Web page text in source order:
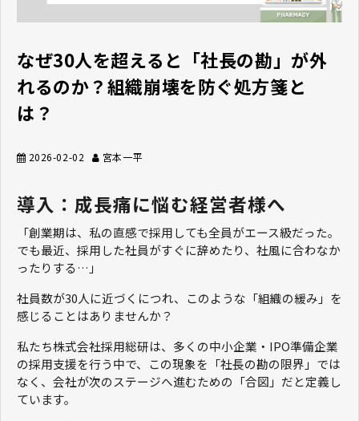
なぜ30人を超えると「社長の勘」が外
れるのか？組織崩壊を防ぐ処方箋と
は？
2026-02-02 宮本一平
導入：成長痛に悩む経営者様へ
「創業期は、私の直感で採用しても全員がエース級だった。
でも最近、採用した社員がすぐに辞めたり、社風に合わなか
ったりする…」
社員数が30人に近づくにつれ、このような「組織の緩み」を
感じることはありませんか？
私たち株式会社採用総研は、多くの中小企業・IPO準備企業
の採用支援を行う中で、この現象を「社長の勘の限界」では
なく、会社が次のステージへ進むための「合図」だと定義し
ています。